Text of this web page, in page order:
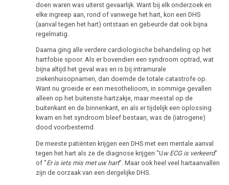
doen waren was uiterst gevaarlijk. Want bij elk onderzoek en
elke ingreep aan, rond of vanwege het hart, kon een DHS
(aanval tegen het hart) ontstaan en gebeurde dat ook bijna
regelmatig.
Daarna ging alle verdere cardiologische behandeling op het
hartfobie spoor. Als er bovendien een syndroom optrad, wat
bijna altijd het geval was en is bij intramurale
ziekenhuisopnamen, dan doemde de totale catastrofe op.
Want nu groeide er een mesothelioom, in sommige gevallen
alleen op het buitenste hartzakje, maar meestal op de
buitenkant en de binnenkant, en als er tijdelijk een oplossing
kwam en het syndroom bleef bestaan, was de (iatrogene)
dood voorbestemd.
De meeste patiënten krijgen een DHS met een mentale aanval
tegen het hart als ze de diagnose krijgen "U w ECG is verkeerd"
of "Er is iets mis met uw hart". Maar ook heel veel hartaanvallen
zijn de oorzaak van een dergelijke DHS.